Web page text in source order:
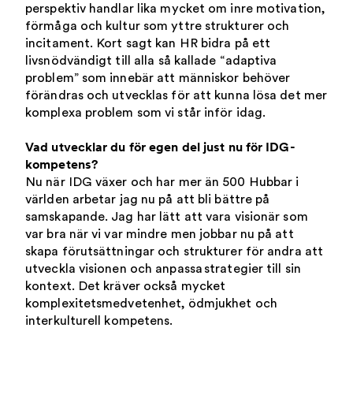
perspektiv handlar lika mycket om inre motivation,
förmåga och kultur som yttre strukturer och
incitament. Kort sagt kan HR bidra på ett
livsnödvändigt till alla så kallade “adaptiva
problem” som innebär att människor behöver
förändras och utvecklas för att kunna lösa det mer
komplexa problem som vi står inför idag.
Vad utvecklar du för egen del just nu för IDG-
kompetens?
Nu när IDG växer och har mer än 500 Hubbar i
världen arbetar jag nu på att bli bättre på
samskapande. Jag har lätt att vara visionär som
var bra när vi var mindre men jobbar nu på att
skapa förutsättningar och strukturer för andra att
utveckla visionen och anpassa strategier till sin
kontext. Det kräver också mycket
komplexitetsmedvetenhet, ödmjukhet och
interkulturell kompetens.